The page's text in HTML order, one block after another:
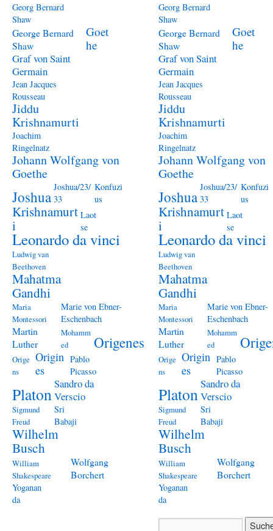
Georg Bernard
Shaw
George Bernard
Shaw
Goet
he
Graf von Saint
Germain
Jean Jacques
Rousseau
Jiddu
Krishnamurti
Joachim
Ringelnatz
Johann Wolfgang von
Goethe
Joshua
Joshua/23/
33
Konfuzi
us
Krishnamurt
i
Laot
se
Leonardo da vinci
Ludwig van
Beethoven
Mahatma
Gandhi
Maria
Montessori
Marie von Ebner-
Eschenbach
Martin
Luther
Mohamm
ed
Origenes
Orige
ns
Origin
es
Pablo
Picasso
Platon
Sandro da
Verscio
Sigmund
Freud
Sri
Babaji
Wilhelm
Busch
William
Shakespeare
Wolfgang
Borchert
Yoganan
da
Georg Bernard
Shaw
George Bernard
Shaw
Goet
he
Graf von Saint
Germain
Jean Jacques
Rousseau
Jiddu
Krishnamurti
Joachim
Ringelnatz
Johann Wolfgang von
Goethe
Joshua
Joshua/23/
33
Konfuzi
us
Krishnamurt
i
Laot
se
Leonardo da vinci
Ludwig van
Beethoven
Mahatma
Gandhi
Maria
Montessori
Marie von Ebner-
Eschenbach
Martin
Luther
Mohamm
ed
Orige
ns
Origin
es
Pablo
Picasso
Platon
Sandro da
Verscio
Sigmund
Freud
Sri
Babaji
Wilhelm
Busch
William
Shakespeare
Wolfgang
Borchert
Yoganan
da